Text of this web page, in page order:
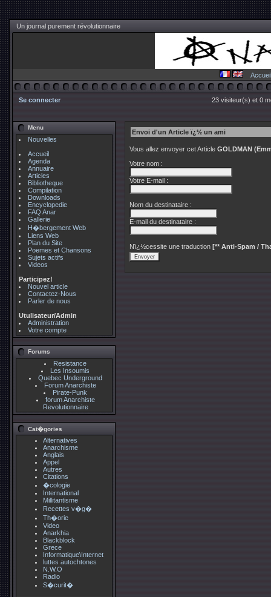
Un journal purement révolutionnaire
Accueil
Se connecter 23 visiteur(s) et 0
Menu
Nouvelles
Accueil
Agenda
Annuaire
Articles
Bibliotheque
Compilation
Downloads
Encyclopedie
FAQ Anar
Gallerie
H�bergement Web
Liens Web
Plan du Site
Poemes et Chansons
Sujets actifs
Videos
Participez!
Nouvel article
Contactez-Nous
Parler de nous
Utulisateur/Admin
Administration
Votre compte
Forums
Resistance
Les Insoumis
Quebec Underground
Forum Anarchiste
Pirate-Punk
forum Anarchiste
Revolutionnaire
Cat�gories
Alternatives
Anarchisme
Anglais
Appel
Autres
Citations
�cologie
International
Millitantisme
Recettes v�g�
Th�orie
Video
Anarkhia
Blackblock
Grece
Informatique\Internet
luttes autochtones
N.W.O
Radio
S�curit�
Envoi d'un Article ï¿½ un ami
Vous allez envoyer cet Article GOLDMAN
Votre nom :
Votre E-mail :
Nom du destinataire :
E-mail du destinataire :
Nï¿½cessite une traduction [** Anti-Spam /